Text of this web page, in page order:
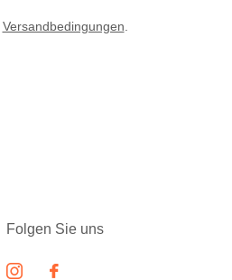
Versandbedingungen.
Folgen Sie uns